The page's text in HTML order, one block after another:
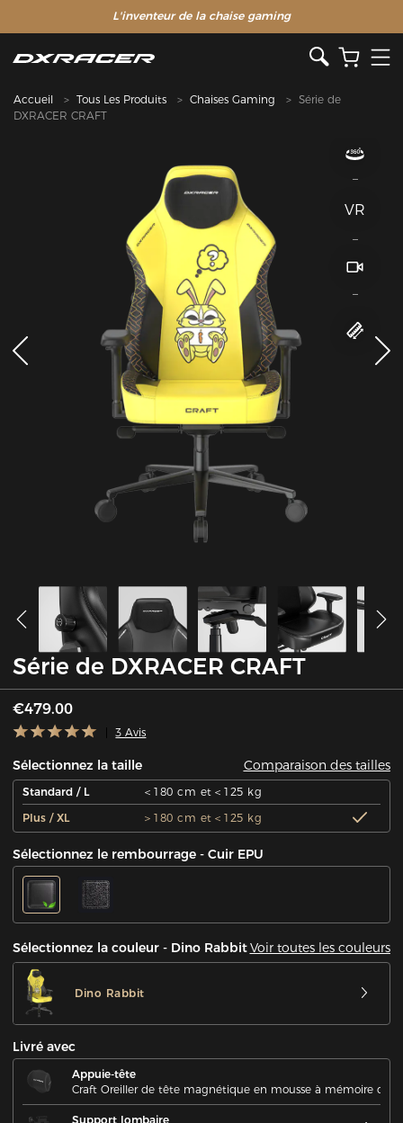
L'inventeur de la chaise gaming
Accueil Tous Les Produits Chaises Gaming
Série de
DXRACER CRAFT
VR
Série de DXRACER CRAFT
€479.00
3 Avis
Sélectionnez la taille Comparaison des tailles
Standard / L
＜180 cm et＜125 kg
Plus / XL
＞180 cm et＜125 kg
Sélectionnez le rembourrage - Cuir EPU
Sélectionnez la couleur - Dino RabbitVoir toutes les couleurs
Dino Rabbit
Livré avec
Appuie-tête
Craft Oreiller de tête magnétique en mousse à mémoire de
Support lombaire